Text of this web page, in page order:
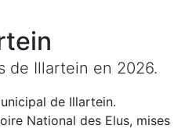
de Illartein en 2026.
de Illartein.
National des Elus, mises